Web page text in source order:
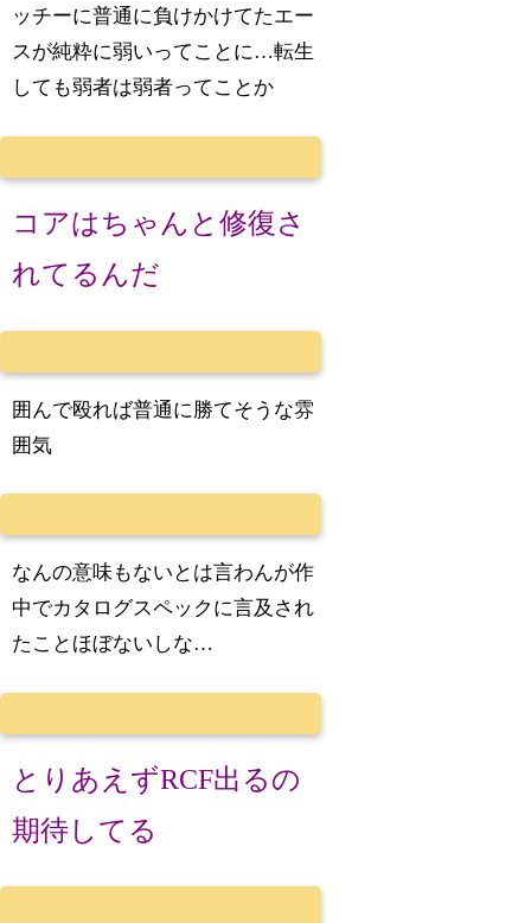
ッチーに普通に負けかけてたエー
スが純粋に弱いってことに…転生
しても弱者は弱者ってことか
コアはちゃんと修復さ
れてるんだ
囲んで殴れば普通に勝てそうな雰
囲気
なんの意味もないとは言わんが作
中でカタログスペックに言及され
たことほぼないしな…
とりあえずRCF出るの
期待してる